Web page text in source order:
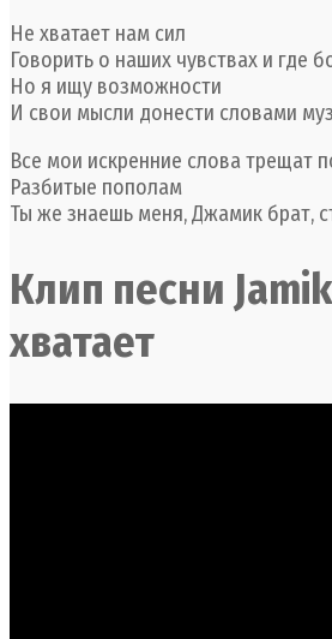
Не хватает нам сил
Говорить о наших чувствах и где
Но я ищу возможности
И свои мысли донести словами
Все мои искренние слова трещат
Разбитые пополам
Ты же знаешь меня, Джамик брат,
Клип песни
хватает